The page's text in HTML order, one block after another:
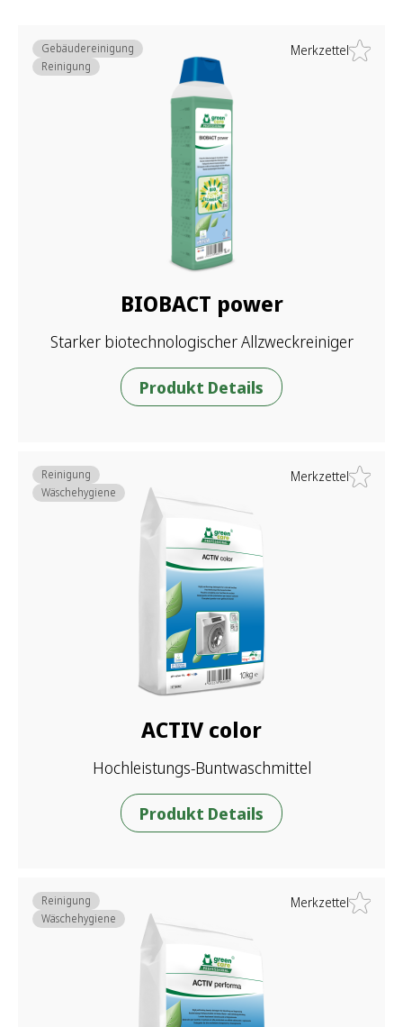
Merkzettel
BIOBACT power
Starker biotechnologischer Allzweckreiniger
Gebäudereinigung
Reinigung
Produkt Details
Merkzettel
ACTIV color
Hochleistungs-Buntwaschmittel
Reinigung
Wäschehygiene
Produkt Details
Merkzettel
Reinigung
Wäschehygiene